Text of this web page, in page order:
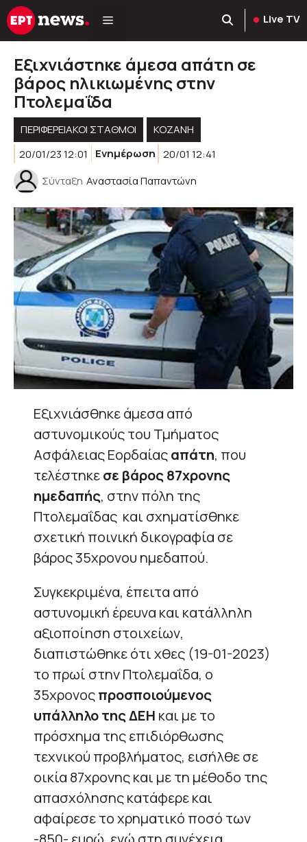
Μετάβαση
σε
Live TV
Εξιχνιάστηκε άμεσα απάτη σε
βάρος ηλικιωμένης στην
Πτολεμαΐδα
ΠΕΡΙΦΕΡΕΙΑΚΟΊ ΣΤΑΘΜΟΊ
KOZANH
20/01/23 12:01
Ενημέρωση 20/01 12:41
Σύνταξη Αναστασία Παπαντώνη
Εξιχνιάσθηκε άμεσα από
αστυνομικούς του Τμήματος
Ασφάλειας Εορδαίαςαπάτη, που
τελέστηκεσε βάρος 87χρονης
ημεδαπής, στην πόλη της
Πτολεμαΐδας και σχηματίσθηκε
σχετική ποινική δικογραφία σε
βάρος 35χρονου ημεδαπού.
Συγκεκριμένα, έπειτα από
αστυνομική έρευνα και κατάλληλη
αξιοποίηση στοιχείων,
διαπιστώθηκε ότι χθες (19-01-2023)
το πρωί στην Πτολεμαΐδα, ο
35χρονοςπροσποιούμενος
υπάλληλο της ΔΕΗ και με το
πρόσχημα της επιδιόρθωσης
τεχνικού προβλήματος, εισήλθε σε
οικία 87χρονης και με τη μέθοδο της
απασχόλησης κατάφερε και
αφαίρεσε το χρηματικό ποσό των